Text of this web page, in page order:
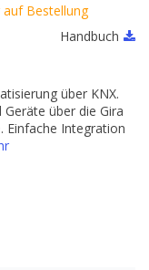
Bestellung
Handbuch
über KNX.
über die Gira
Einfache Integration